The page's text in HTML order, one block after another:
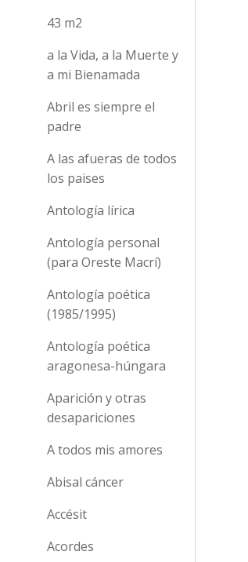
43 m2
a la Vida, a la Muerte y
a mi Bienamada
Abril es siempre el
padre
A las afueras de todos
los paises
Antología lírica
Antología personal
(para Oreste Macrí)
Antología poética
(1985/1995)
Antología poética
aragonesa-húngara
Aparición y otras
desapariciones
A todos mis amores
Abisal cáncer
Accésit
Acordes